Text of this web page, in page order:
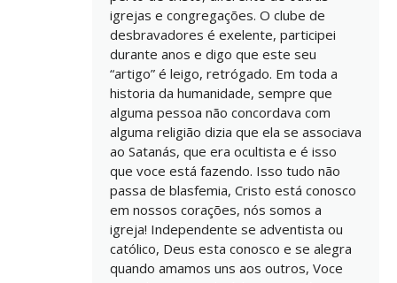
igrejas e congregações. O clube de
desbravadores é exelente, participei
durante anos e digo que este seu
“artigo” é leigo, retrógado. Em toda a
historia da humanidade, sempre que
alguma pessoa não concordava com
alguma religião dizia que ela se associava
ao Satanás, que era ocultista e é isso
que voce está fazendo. Isso tudo não
passa de blasfemia, Cristo está conosco
em nossos corações, nós somos a
igreja! Independente se adventista ou
católico, Deus esta conosco e se alegra
quando amamos uns aos outros, Voce